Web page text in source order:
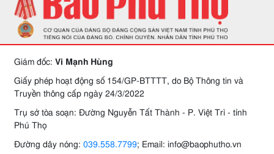
Giám đốc: Vi Mạnh Hùng
Giấy phép hoạt động số 154/GP-BTTTT, do Bộ Thông tin và
Truyền thông cấp ngày 24/3/2022
Trụ sở tòa soạn: Đường Nguyễn Tất Thành - P. Việt Trì - tỉnh
Phú Thọ
Đường dây nóng: 039.558.7799; Email: info@baophutho.vn